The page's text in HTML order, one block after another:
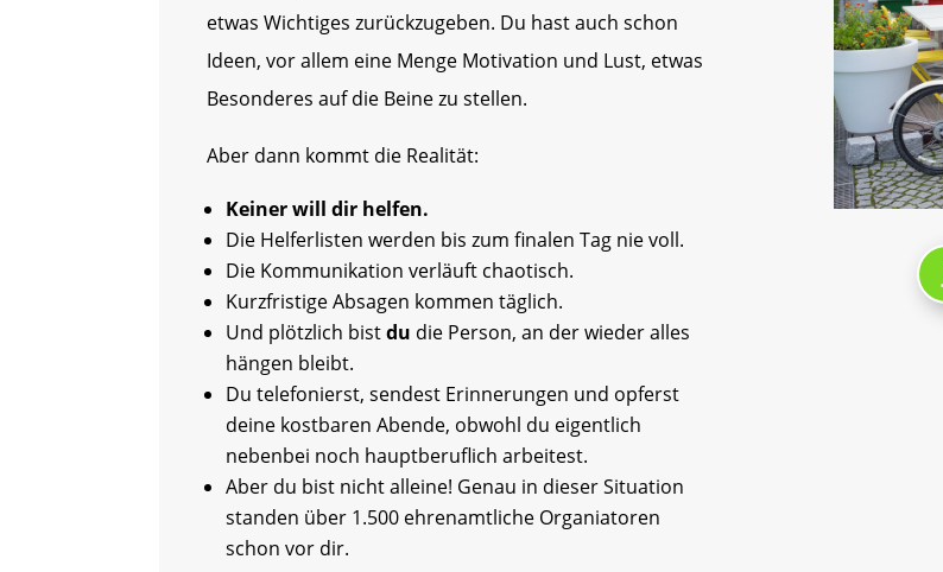
etwas Wichtiges zurückzugeben. Du hast auch schon
Ideen, vor allem eine Menge Motivation und Lust, etwas
Besonderes auf die Beine zu stellen.
Aber dann kommt die Realität:
Keiner will dir helfen.
Die Helferlisten werden bis zum finalen Tag nie voll.
Die Kommunikation verläuft chaotisch.
Kurzfristige Absagen kommen täglich.
Und plötzlich bistdu die Person, an der wieder alles
hängen bleibt.
Du telefonierst, sendest Erinnerungen und opferst
deine kostbaren Abende, obwohl du eigentlich
nebenbei noch hauptberuflich arbeitest.
Aber du bist nicht alleine! Genau in dieser Situation
standen über 1.500 ehrenamtliche Organiatoren
schon vor dir.